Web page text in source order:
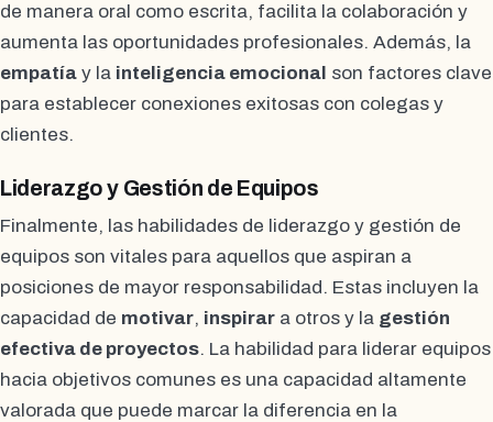
de manera oral como escrita, facilita la colaboración y
aumenta las oportunidades profesionales. Además, la
empatía y la inteligencia emocional son factores clave
para establecer conexiones exitosas con colegas y
clientes.
Liderazgo y Gestión de Equipos
Finalmente, las habilidades de liderazgo y gestión de
equipos son vitales para aquellos que aspiran a
posiciones de mayor responsabilidad. Estas incluyen la
capacidad de motivar, inspirar a otros y la gestión
efectiva de proyectos. La habilidad para liderar equipos
hacia objetivos comunes es una capacidad altamente
valorada que puede marcar la diferencia en la